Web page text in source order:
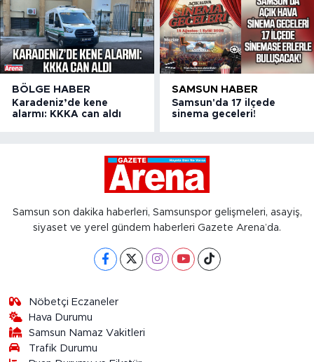
BÖLGE HABER
Karadeniz’de kene
alarmı: KKKA can aldı
SAMSUN HABER
Samsun'da 17 ilçede
sinema geceleri!
Samsun son dakika haberleri, Samsunspor gelişmeleri, asayiş,
siyaset ve yerel gündem haberleri Gazete Arena’da.
Nöbetçi Eczaneler
Hava Durumu
Samsun Namaz Vakitleri
Trafik Durumu